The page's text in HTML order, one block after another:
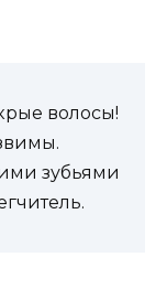
волосы!
зубьями